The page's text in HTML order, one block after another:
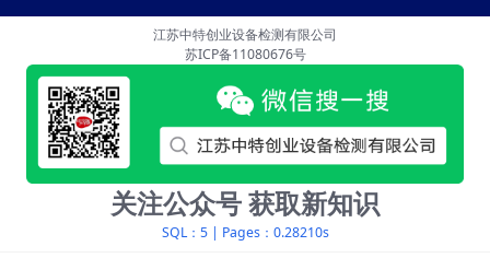
江苏中特创业设备检测有限公司
苏ICP备11080676号
关注公众号 获取新知识
SQL：5| Pages：0.28210s